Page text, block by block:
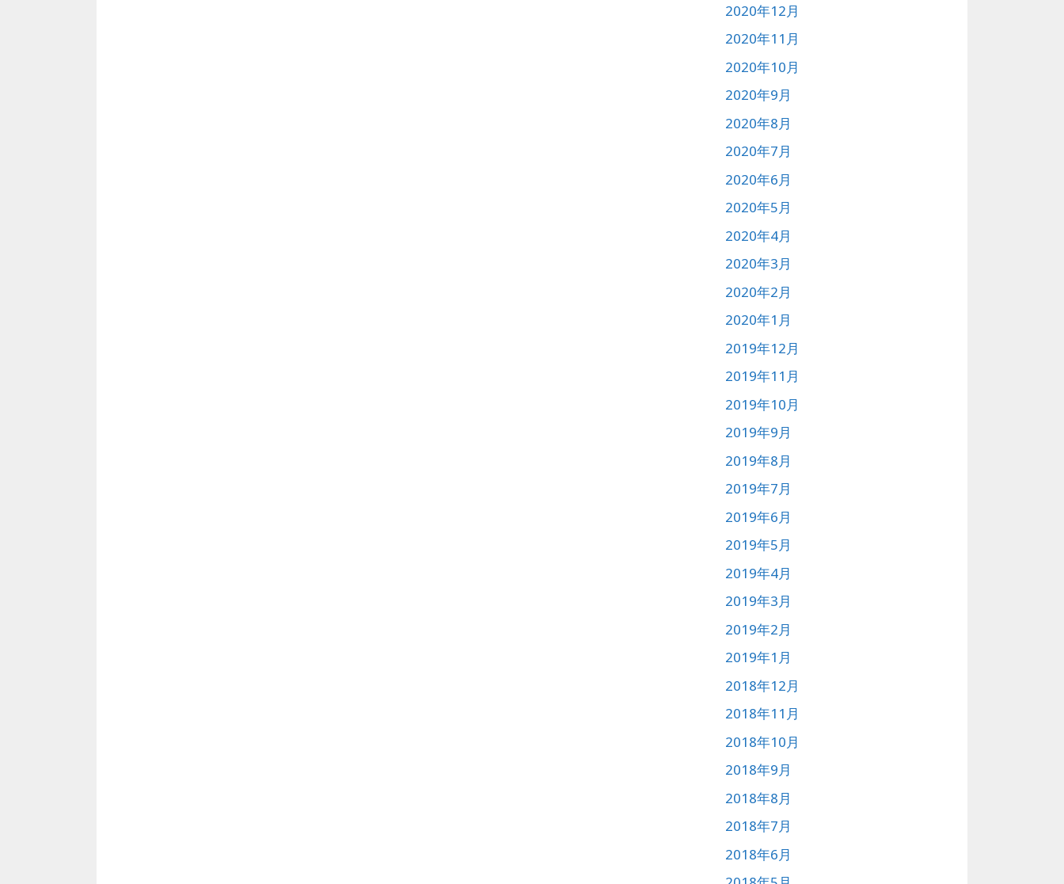
2020年12月
2020年11月
2020年10月
2020年9月
2020年8月
2020年7月
2020年6月
2020年5月
2020年4月
2020年3月
2020年2月
2020年1月
2019年12月
2019年11月
2019年10月
2019年9月
2019年8月
2019年7月
2019年6月
2019年5月
2019年4月
2019年3月
2019年2月
2019年1月
2018年12月
2018年11月
2018年10月
2018年9月
2018年8月
2018年7月
2018年6月